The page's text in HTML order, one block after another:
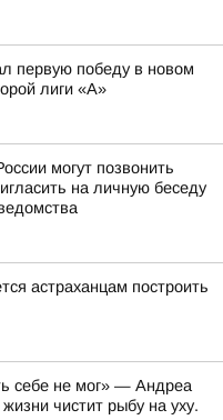
первую победу в новом
лиги «А»
могут позвонить
на личную беседу
астраханцам построить
себе не мог» — Андреа
чистит рыбу на уху.